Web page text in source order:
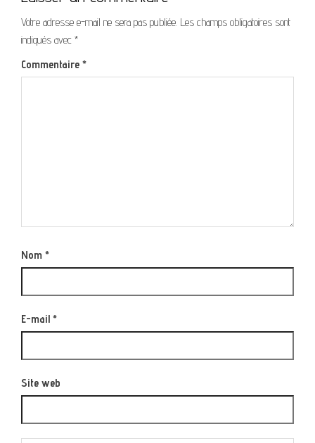
Votre adresse e-mail ne sera pas publiée. Les champs obligatoires sont
indiqués avec *
Commentaire *
Nom *
E-mail *
Site web